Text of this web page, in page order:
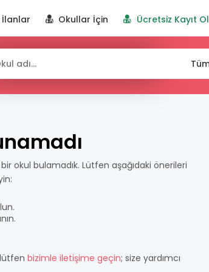
Okullar İçin Ücretsiz Kayıt Ol
okul bulamadık. Lütfen aşağıdaki önerileri
bizimle iletişime geçin; size yardımcı